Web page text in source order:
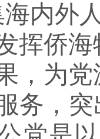
海内外
挥侨
，为
务，